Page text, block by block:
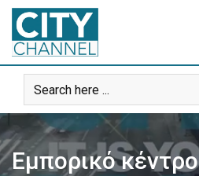
Skip
content
Εμπορικό κέντρο